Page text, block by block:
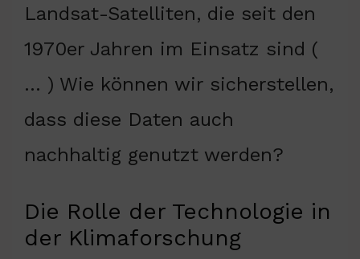
Landsat-Satelliten, die seit den
1970er Jahren im Einsatz sind (
… ) Wie können wir sicherstellen,
dass diese Daten auch
nachhaltig genutzt werden?
Die Rolle der Technologie in
der Klimaforschung